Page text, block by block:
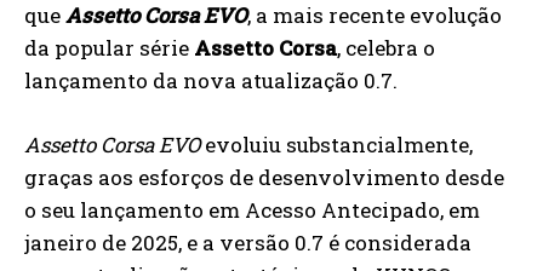
queAssetto Corsa EVO, a mais recente evolução
da popular série Assetto Corsa, celebra o
lançamento da nova atualização 0.7.
Assetto Corsa EVOevoluiu substancialmente,
graças aos esforços de desenvolvimento desde
o seu lançamento em Acesso Antecipado, em
janeiro de 2025, e a versão 0.7 é considerada